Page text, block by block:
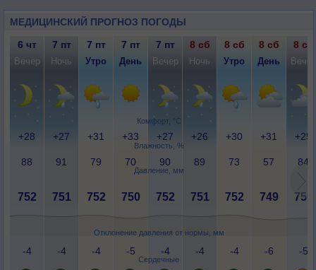
МЕДИЦИНСКИЙ ПРОГНОЗ ПОГОДЫ
Комфорт, °C
Влажность, %
Давление, мм
Отклонение давления от нормы, мм
Сердечные
6 чт 7 пт 7 пт 7 пт 7 пт 8 сб 8 сб 8 сб 8 сб
Вечер Ночь Утро День Вечер Ночь Утро День Вечер
+28 +27 +31 +33 +27 +26 +30 +31 +25
88 91 79 70 90 89 73 57 84
752 751 752 750 752 751 752 749 750
-4 -4 -4 -5 -4 -4 -4 -6 -5